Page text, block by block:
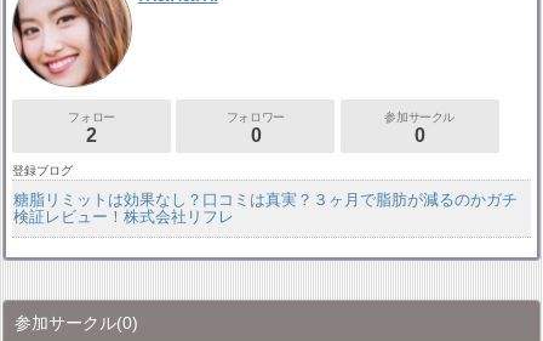
フォロー
2
フォロワー
0
参加サークル
0
登録ブログ
糖脂リミットは効果なし？口コミは真実？３ヶ月で脂肪が減るのかガチ
検証レビュー！株式会社リフレ
参加サークル(0)